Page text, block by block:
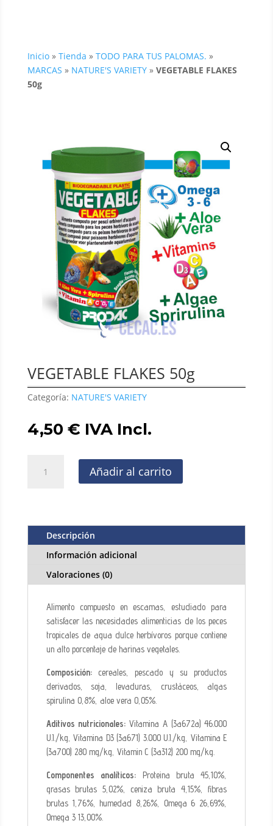
Inicio» Tienda » TODO PARA TUS PALOMAS. »
MARCAS » NATURE'S VARIETY» VEGETABLE FLAKES
50g
VEGETABLE FLAKES 50g
Categoría: NATURE'S VARIETY
4,50 € IVA Incl.
FLAKES
Añadir al carrito
Descripción
Información adicional
Valoraciones (0)
Alimento compuesto en escamas, estudiado para
satisfacer las necesidades alimenticias de los peces
tropicales de agua dulce herbívoros porque contiene
un alto porcentaje de harinas vegetales.
Composición:cereales, pescado y su productos
derivados, soja, levaduras, crustáceos, algas
spirulina 0,8%, aloe vera 0,05%.
Aditivos nutricionales: Vitamina A (3a672a) 46.000
U.I./kg, Vitamina D3 (3a671) 3.000 U.I./kg, Vitamina E
(3a700) 280 mg/kg, Vitamin C (3a312) 200 mg/kg.
Componentes analíticos: Proteina bruta 45,10%,
grasas brutas 5,02%, ceniza bruta 4,15%, fibras
brutas 1,76%, humedad 8,26%, Omega 6 26,69%,
Omega 3 13,00%.